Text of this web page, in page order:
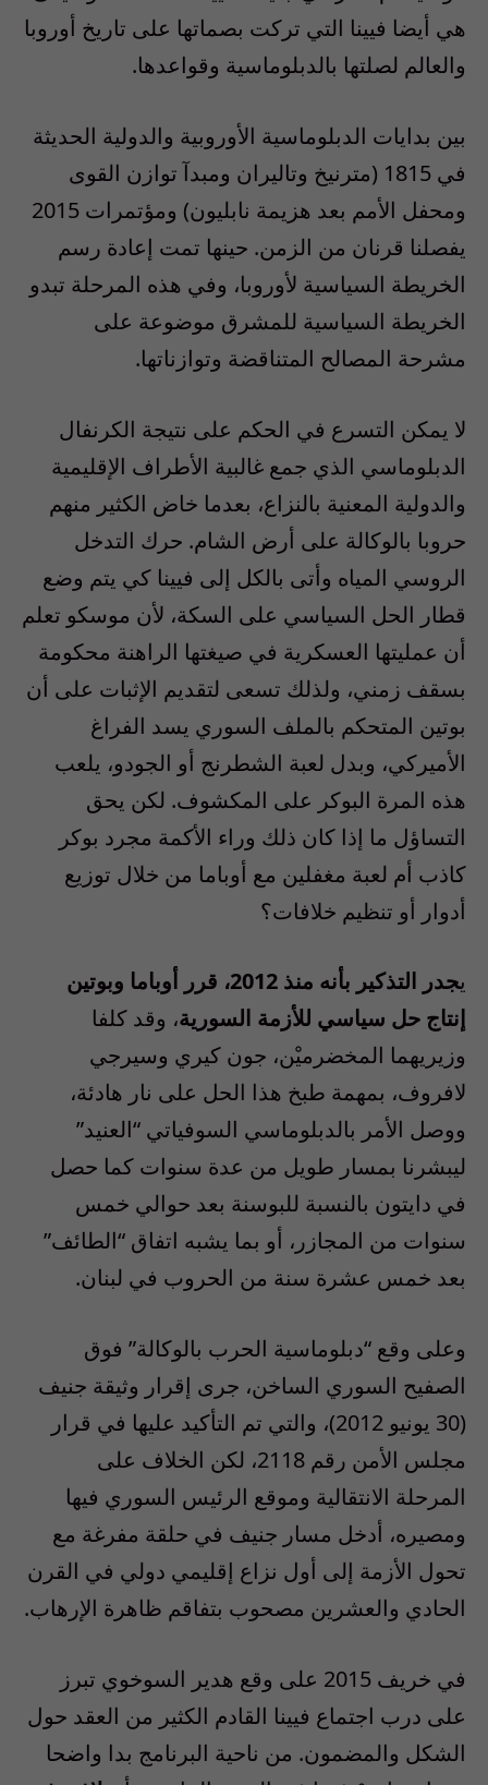
هي أيضا فيينا التي تركت بصماتها على تاريخ أوروبا
والعالم لصلتها بالدبلوماسية وقواعدها.
بين بدايات الدبلوماسية الأوروبية والدولية الحديثة
في 1815 (مترنيخ وتاليران ومبدآ توازن القوى
ومحفل الأمم بعد هزيمة نابليون) ومؤتمرات 2015
يفصلنا قرنان من الزمن. حينها تمت إعادة رسم
الخريطة السياسية لأوروبا، وفي هذه المرحلة تبدو
الخريطة السياسية للمشرق موضوعة على
مشرحة المصالح المتناقضة وتوازناتها.
لا يمكن التسرع في الحكم على نتيجة الكرنفال
الدبلوماسي الذي جمع غالبية الأطراف الإقليمية
والدولية المعنية بالنزاع، بعدما خاض الكثير منهم
حروبا بالوكالة على أرض الشام. حرك التدخل
الروسي المياه وأتى بالكل إلى فيينا كي يتم وضع
قطار الحل السياسي على السكة، لأن موسكو تعلم
أن عمليتها العسكرية في صيغتها الراهنة محكومة
بسقف زمني، ولذلك تسعى لتقديم الإثبات على أن
بوتين المتحكم بالملف السوري يسد الفراغ
الأميركي، وبدل لعبة الشطرنج أو الجودو، يلعب
هذه المرة البوكر على المكشوف. لكن يحق
التساؤل ما إذا كان ذلك وراء الأكمة مجرد بوكر
كاذب أم لعبة مغفلين مع أوباما من خلال توزيع
أدوار أو تنظيم خلافات؟
ي
جدر التذكير بأنه منذ 2012، قرر أوباما وبوتين
إنتاج حل سياسي للأزمة السورية، وقد كلفا
وزيريهما المخضرميْن، جون كيري وسيرجي
لافروف، بمهمة طبخ هذا الحل على نار هادئة،
ووصل الأمر بالدبلوماسي السوفياتي “العنيد”
ليبشرنا بمسار طويل من عدة سنوات كما حصل
في دايتون بالنسبة للبوسنة بعد حوالي خمس
سنوات من المجازر، أو بما يشبه اتفاق “الطائف”
بعد خمس عشرة سنة من الحروب في لبنان.
وعلى وقع “دبلوماسية الحرب بالوكالة” فوق
الصفيح السوري الساخن، جرى إقرار وثيقة جنيف
(30 يونيو 2012)، والتي تم التأكيد عليها في قرار
مجلس الأمن رقم 2118، لكن الخلاف على
المرحلة الانتقالية وموقع الرئيس السوري فيها
ومصيره، أدخل مسار جنيف في حلقة مفرغة مع
تحول الأزمة إلى أول نزاع إقليمي دولي في القرن
الحادي والعشرين مصحوب بتفاقم ظاهرة الإرهاب.
في خريف 2015 على وقع هدير السوخوي تبرز
على درب اجتماع فيينا القادم الكثير من العقد حول
الشكل والمضمون. من ناحية البرنامج بدا واضحا